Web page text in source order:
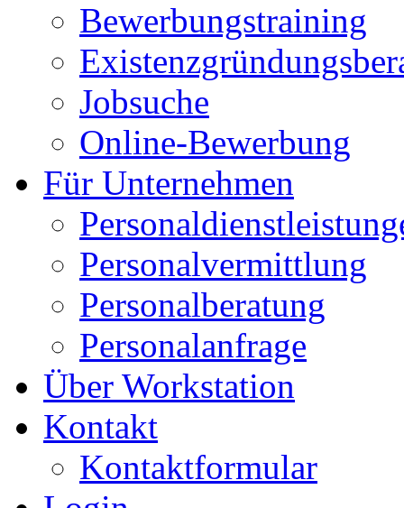
Bewerbungstraining
Jobsuche
Online-Bewerbung
Für Unternehmen
Personalvermittlung
Personalberatung
Personalanfrage
Über Workstation
Kontakt
Kontaktformular